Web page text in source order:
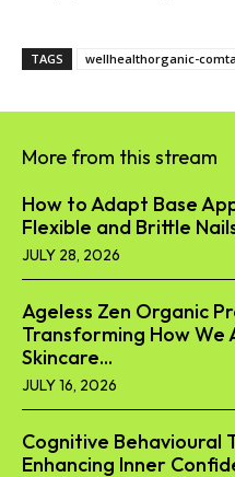
TAGS wellhealthorganic-
More from this stream
How to Adapt Base
Flexible and Brittle
JULY 28, 2026
Ageless Zen Organic
Transforming How We
Skincare...
JULY 16, 2026
Cognitive Behavioural
Enhancing Inner